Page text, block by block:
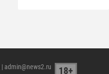
| admin@news2.ru 18+